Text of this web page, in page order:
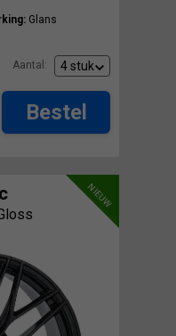
Glans
Aantal:
Bestel
NIEUW